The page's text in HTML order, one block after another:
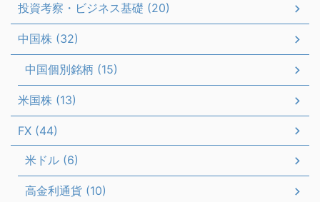
投資考察・ビジネス基礎 (20)
中国株 (32)
中国個別銘柄 (15)
米国株 (13)
FX (44)
米ドル (6)
高金利通貨 (10)